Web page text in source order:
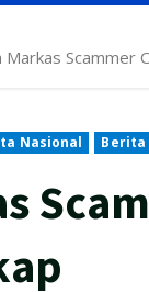
Markas Scammer
Nasional Berita